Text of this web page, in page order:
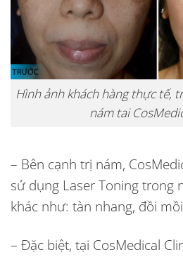
Hình ảnh khách hàng thực tế,
nám tai
– Bên cạnh trị nám,
sử dụng Laser Toning trong
khác như: tàn nhang, đồi
– Đặc biệt, tại CosMedical